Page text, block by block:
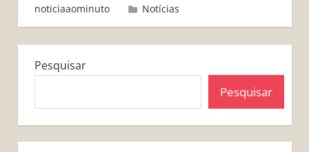
noticiaaominuto
Notícias
Pesquisar
Pesquisar